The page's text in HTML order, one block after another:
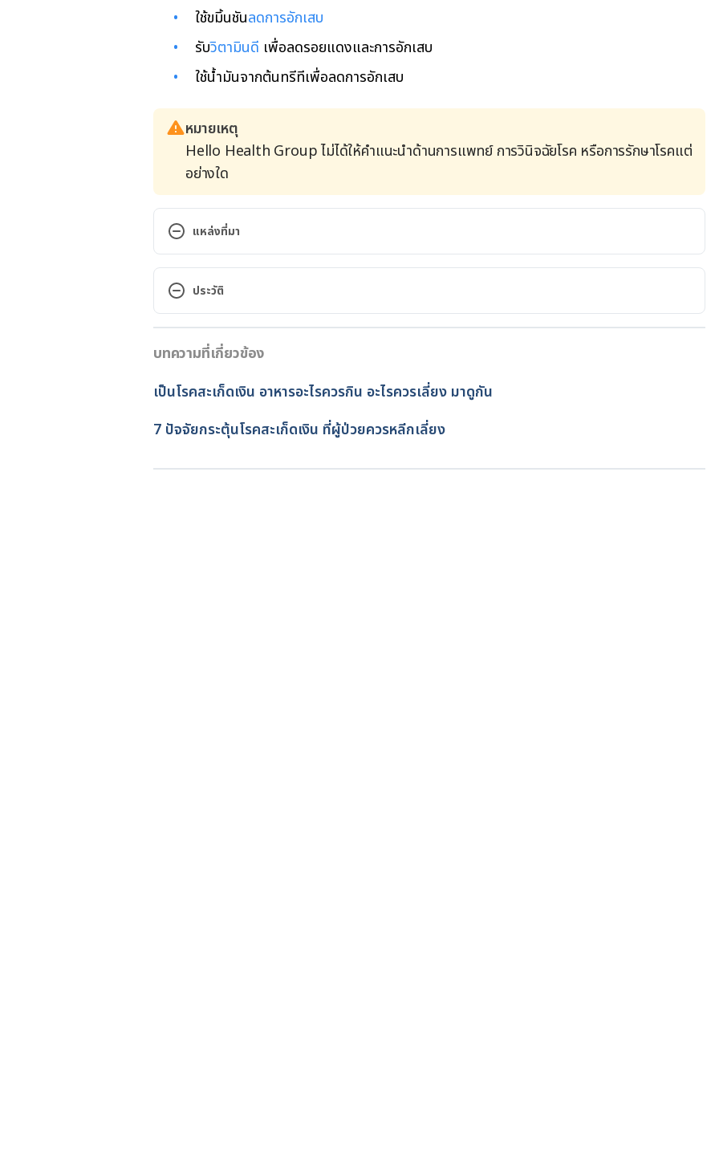
ใช้ขมิ้นชันลดการอักเสบ
รับวิตามินดี เพื่อลดรอยแดงและการอักเสบ
ใช้น้ำมันจากต้นทรีทีเพื่อลดการอักเสบ
หมายเหตุ
Hello Health Group ไม่ได้ให้คำแนะนำด้านการแพทย์ การวินิจฉัยโรค หรือการรักษาโรคแต่
อย่างใด
แหล่งที่มา
Scalp Psoriasis. https://www.webmd.com/skin-problems-and-
treatments/psoriasis/scalp-psoriasis. Accessed on 21 April, 2021.
Scalp psoriasis. https://dermnetnz.org/topics/scalp-psoriasis/. Accessed on 21 April,
SCALP PSORIASIS: DIAGNOSIS AND TREATMENT.
https://www.aad.org/public/diseases/psoriasis/treatment/genitals/scalp-
ประวัติ
27/04/2022
เขียนโดย
ชลธิชา จันทร์วิบูลย์
ตรวจสอบความถูกต้องของข้อมูลโดยพลอย วงษ์วิไล
อัปเดตโดย:
พลอย วงษ์วิไล
บทความที่เกี่ยวข้อง
เป็นโรคสะเก็ดเงิน อาหารอะไรควรกิน อะไรควรเลี่ยง มาดูกัน
7 ปัจจัยกระตุ้นโรคสะเก็ดเงิน ที่ผู้ป่วยควรหลีกเลี่ยง